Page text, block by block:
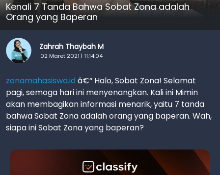
Kenali 7 Tanda Bahwa Sobat Zona adalah
Orang yang Baperan
Zahrah Thaybah M
02 Maret 2021 | 11:14:04
zonamahasiswa.id â€“ Halo, Sobat Zona! Selamat
pagi, semoga hari ini menyenangkan. Kali ini Mimin
akan membagikan informasi menarik, yaitu 7 tanda
bahwa Sobat Zona adalah orang yang baperan. Wah,
siapa ini Sobat Zona yang baperan?